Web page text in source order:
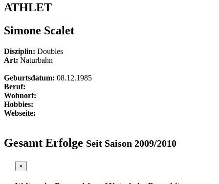
ATHLET
Simone Scalet
Disziplin: Doubles
Art: Naturbahn
Geburtsdatum: 08.12.1985
Beruf:
Wohnort:
Hobbies:
Webseite:
Gesamt Erfolge Seit Saison 2009/2010
×